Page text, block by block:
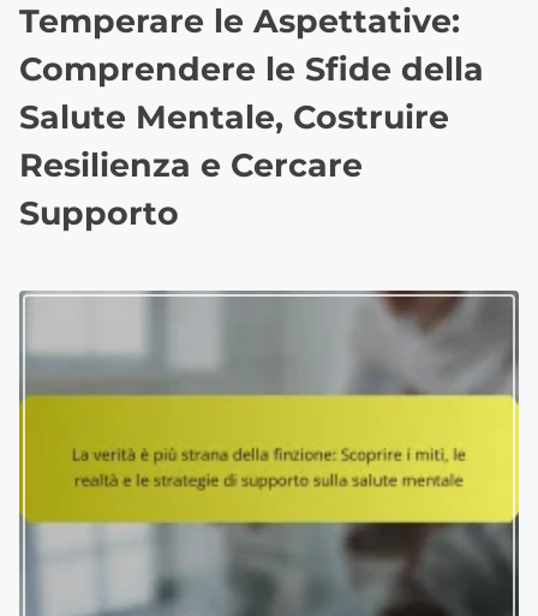
Temperare le Aspettative:
Comprendere le Sfide della
Salute Mentale, Costruire
Resilienza e Cercare
Supporto